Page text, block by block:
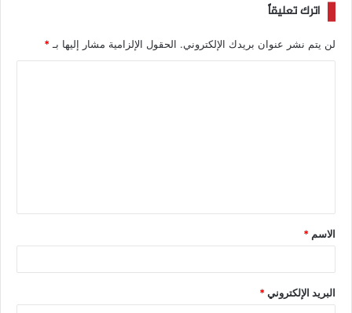
اترك تعليقاً
لن يتم نشر عنوان بريدك الإلكتروني. الحقول الإلزامية مشار إليها بـ *
الاسم *
البريد الإلكتروني*